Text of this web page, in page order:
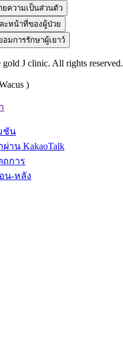
ยความเป็นส่วนตัว
ะหน้าที่ของผู้ป่วย
อมการรักษาผู้เยาว์
J clinic. All rights reserved.
)
ชัน
าน KakaoTalk
ถการ
น-หลัง